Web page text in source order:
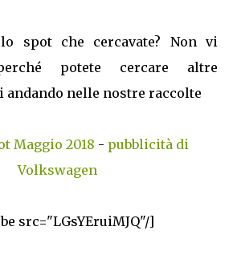
spot che cercavate? Non vi
potete cercare altre
nelle nostre raccolte
Maggio 2018 - pubblicità di
Volkswagen
src="LGsYEruiMJQ"/]